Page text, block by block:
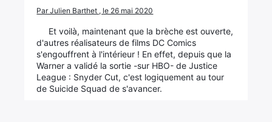
Par Julien Barthet , le 26 mai 2020
Et voilà, maintenant que la brèche est ouverte,
d'autres réalisateurs de films DC Comics
s'engouffrent à l'intérieur ! En effet, depuis que la
Warner a validé la sortie -sur HBO- de Justice
League : Snyder Cut, c'est logiquement au tour
de Suicide Squad de s'avancer.